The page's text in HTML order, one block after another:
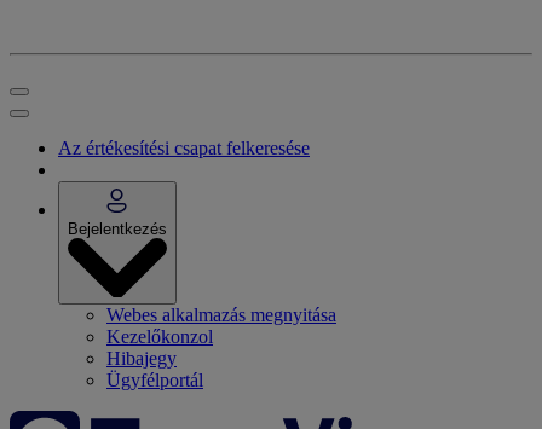
Az értékesítési csapat felkeresése
Bejelentkezés
Webes alkalmazás megnyitása
Kezelőkonzol
Hibajegy
Ügyfélportál